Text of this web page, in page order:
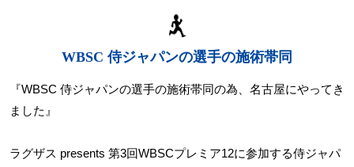
WBSC 侍ジャパンの選手の施術帯同
『WBSC 侍ジャパンの選手の施術帯同の為、名古屋にやってき
ました』
ラグザス presents 第3回WBSCプレミア12に参加する侍ジャパ